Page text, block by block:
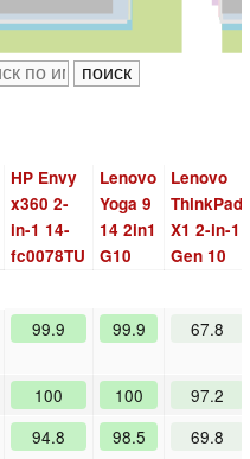
HP Envy
x360 2-
in-1 14-
fc0078TU
Lenovo
Yoga 9
14 2in1
G10
Lenovo
ThinkPad
X1 2-in-1
Gen 10
99.9 99.9 67.8
100 100
97.2
94.8 98.5 69.8